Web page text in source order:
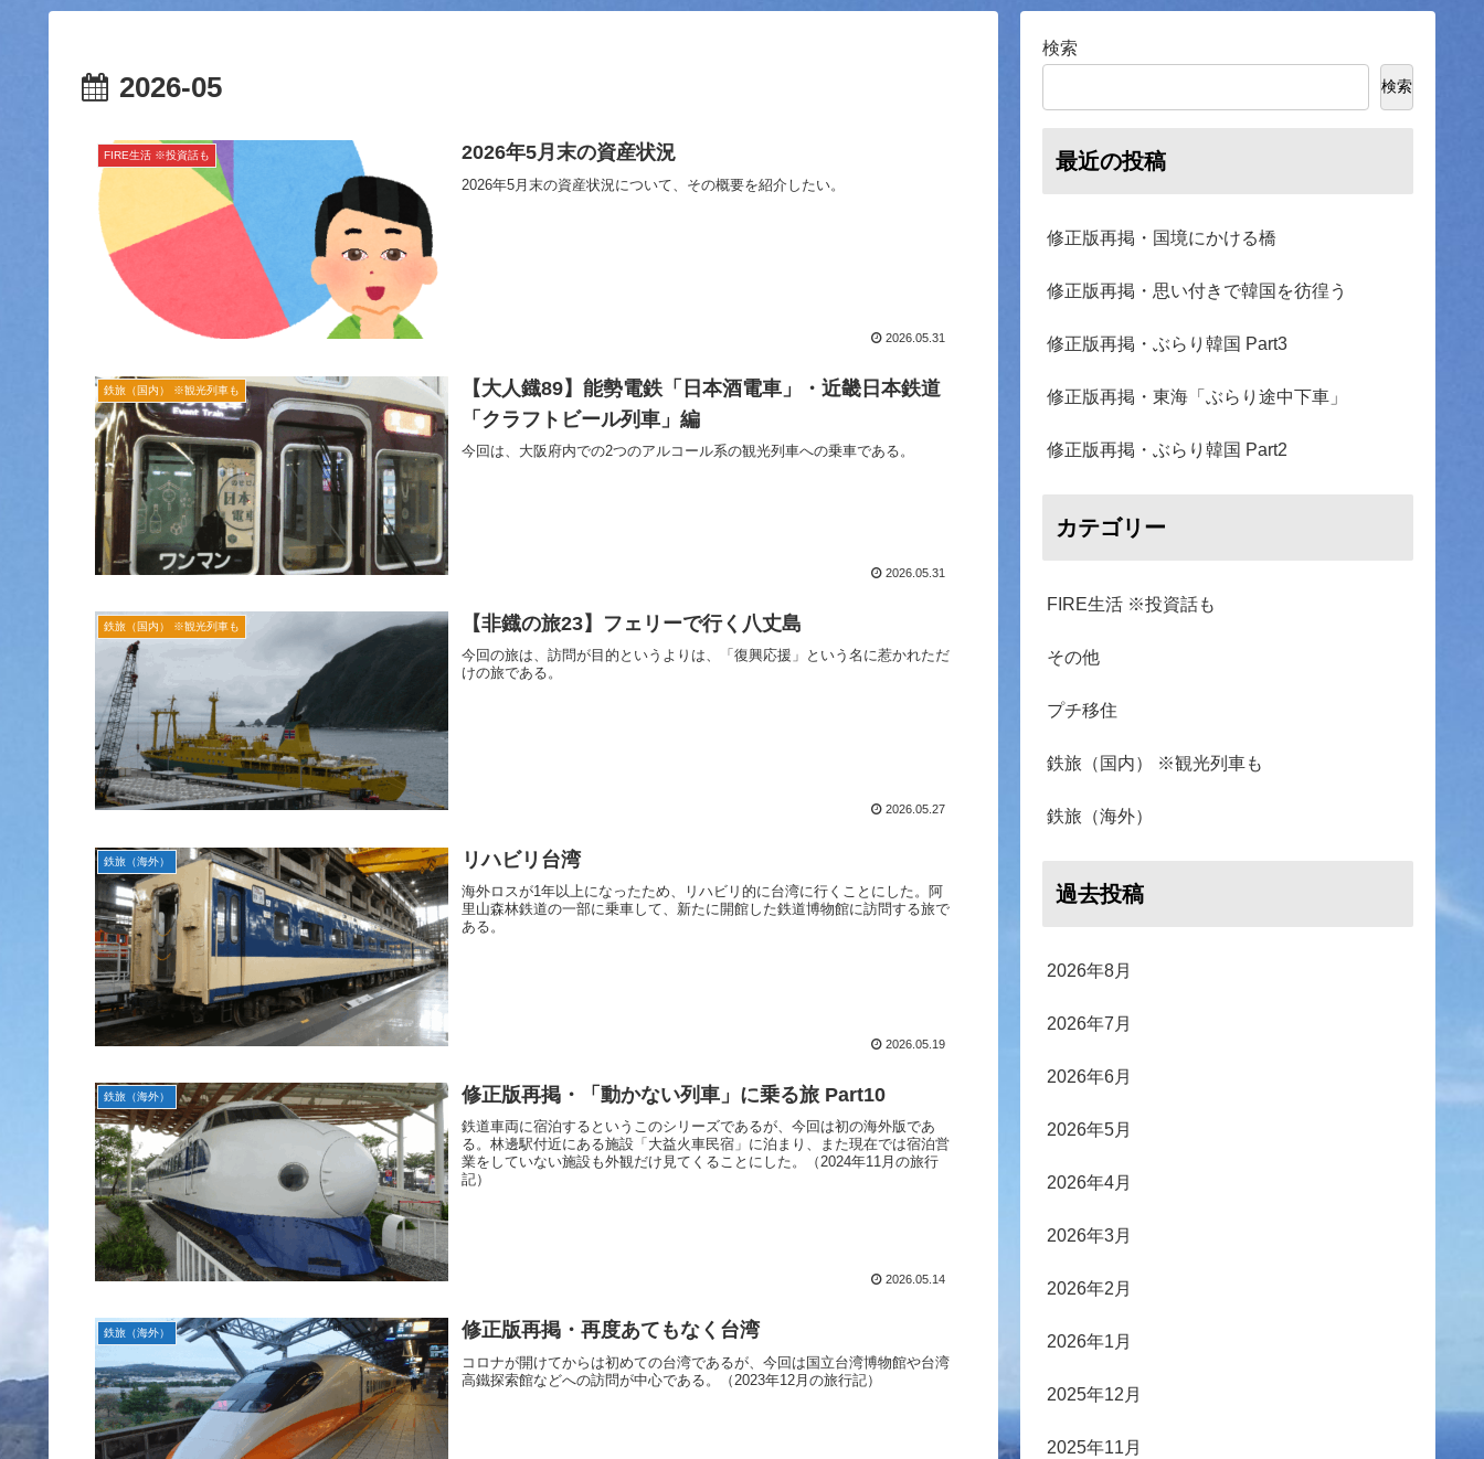
2026-05
FIRE生活 ※投資話も 2026年5月末の資産状況
2026年5月末の資産状況について、その概要を紹介したい。
2026.05.31
鉄旅（国内） ※観光列車も
【大人鐡89】能勢電鉄「日本酒電車」・近畿日本鉄道
「クラフトビール列車」編
今回は、大阪府内での2つのアルコール系の観光列車への乗車である。
2026.05.31
鉄旅（国内） ※観光列車も 【非鐡の旅23】フェリーで行く八丈島
今回の旅は、訪問が目的というよりは、「復興応援」という名に惹かれただ
けの旅である。
2026.05.27
鉄旅（海外） リハビリ台湾
海外ロスが1年以上になったため、リハビリ的に台湾に行くことにした。阿
里山森林鉄道の一部に乗車して、新たに開館した鉄道博物館に訪問する旅で
ある。
2026.05.19
鉄旅（海外） 修正版再掲・「動かない列車」に乗る旅 Part10
鉄道車両に宿泊するというこのシリーズであるが、今回は初の海外版であ
る。林邊駅付近にある施設「大益火車民宿」に泊まり、また現在では宿泊営
業をしていない施設も外観だけ見てくることにした。（2024年11月の旅行
記）
2026.05.14
鉄旅（海外） 修正版再掲・再度あてもなく台湾
コロナが開けてからは初めての台湾であるが、今回は国立台湾博物館や台湾
高鐵探索館などへの訪問が中心である。（2023年12月の旅行記）
検索
検索
最近の投稿
修正版再掲・国境にかける橋
修正版再掲・思い付きで韓国を彷徨う
修正版再掲・ぶらり韓国 Part3
修正版再掲・東海「ぶらり途中下車」
修正版再掲・ぶらり韓国 Part2
カテゴリー
FIRE生活 ※投資話も
その他
プチ移住
鉄旅（国内） ※観光列車も
鉄旅（海外）
過去投稿
2026年8月
2026年7月
2026年6月
2026年5月
2026年4月
2026年3月
2026年2月
2026年1月
2025年12月
2025年11月